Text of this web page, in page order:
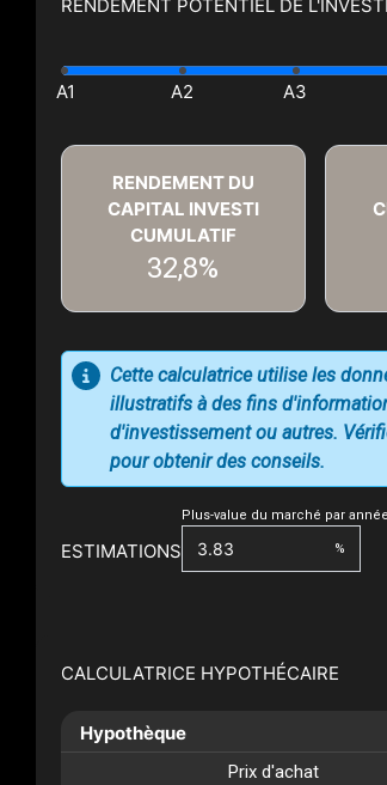
RENDEMENT POTENTIEL DE
RENDEMENT DU
CAPITAL INVESTI
CUMULATIF
32,8%
ESTIMATIONS
Plus-value du marché par année
%
Cette calculatrice utilise les
illustratifs à des fins
d'investissement ou autres.
pour obtenir des conseils.
CALCULATRICE HYPOTHÉCAIRE
Hypothèque
Prix d'achat